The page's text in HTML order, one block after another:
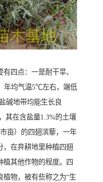
四点：一是耐干旱、
年均气温5℃左右，端低
碱地带均能生长良
其在含盐量1.3%的土壤
亩）的四翅滨藜，一年
，在弃耕地里种植四翅
植其他作物的程度。四
物，被有些称之为“生